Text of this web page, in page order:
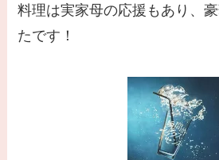
料理は実家母の応援もあり、
たです！